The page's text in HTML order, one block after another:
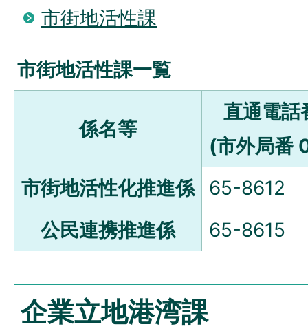
市街地活性課
市街地活性課一覧
係名等
直通電話
(市外局番
市街地活性化推進係
65-8612
公民連携推進係
65-8615
企業立地港湾課